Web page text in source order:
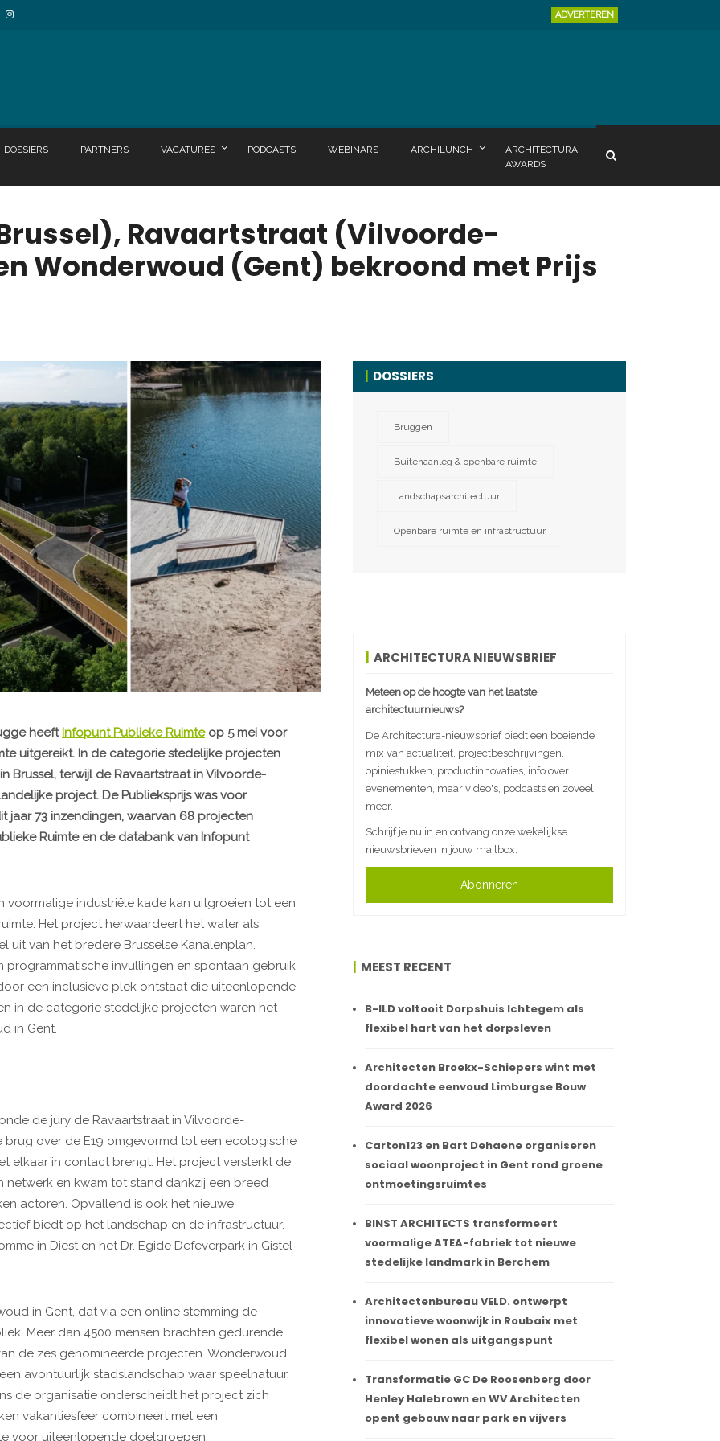
ADVERTEREN
DOSSIERS PARTNERS VACATURES PODCASTS WEBINARS ARCHILUNCH
ARCHITECTURA
AWARDS
Ravaartstraat (Vilvoorde-
Wonderwoud (Gent) bekroond met Prijs
heeft Infopunt Publieke Ruimteop 5 mei voor
uitgereikt. In de categorie stedelijke projecten
Brussel, terwijl de Ravaartstraat in Vilvoorde-
project. De Publieksprijs was voor
jaar 73 inzendingen, waarvan 68 projecten
Ruimte en de databank van Infopunt
voormalige industriële kade kan uitgroeien tot een
Het project herwaardeert het water als
van het bredere Brusselse Kanalenplan.
programmatische invullingen en spontaan gebruik
een inclusieve plek ontstaat die uiteenlopende
in de categorie stedelijke projecten waren het
in Gent.
de jury de Ravaartstraat in Vilvoorde-
brug over de E19 omgevormd tot een ecologische
elkaar in contact brengt. Het project versterkt de
en kwam tot stand dankzij een breed
actoren. Opvallend is ook het nieuwe
biedt op het landschap en de infrastructuur.
in Diest en het Dr. Egide Defeverpark in Gistel
in Gent, dat via een online stemming de
Meer dan 4500 mensen brachten gedurende
de zes genomineerde projecten. Wonderwoud
avontuurlijk stadslandschap waar speelnatuur,
de organisatie onderscheidt het project zich
vakantiesfeer combineert met een
voor uiteenlopende doelgroepen.
DOSSIERS
Bruggen
Buitenaanleg & openbare ruimte
Landschapsarchitectuur
Openbare ruimte en infrastructuur
ARCHITECTURA NIEUWSBRIEF
Meteen op de hoogte van het laatste
architectuurnieuws?
De Architectura-nieuwsbrief biedt een boeiende
mix van actualiteit, projectbeschrijvingen,
opiniestukken, productinnovaties, info over
evenementen, maar video's, podcasts en zoveel
meer.
Schrijf je nu in en ontvang onze wekelijkse
nieuwsbrieven in jouw mailbox.
Abonneren
MEEST RECENT
B-ILD voltooit Dorpshuis Ichtegem als
flexibel hart van het dorpsleven
Architecten Broekx-Schiepers wint met
doordachte eenvoud Limburgse Bouw
Award 2026
Carton123 en Bart Dehaene organiseren
sociaal woonproject in Gent rond groene
ontmoetingsruimtes
BINST ARCHITECTS transformeert
voormalige ATEA-fabriek tot nieuwe
stedelijke landmark in Berchem
Architectenbureau VELD. ontwerpt
innovatieve woonwijk in Roubaix met
flexibel wonen als uitgangspunt
Transformatie GC De Roosenberg door
Henley Halebrown en WV Architecten
opent gebouw naar park en vijvers